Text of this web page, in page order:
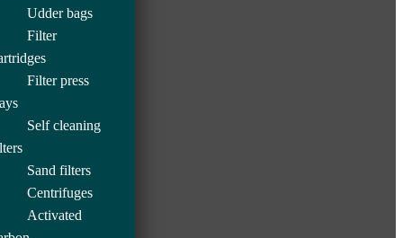
Udder bags
Filter
Filter press
Self cleaning
Sand filters
Centrifuges
Activated